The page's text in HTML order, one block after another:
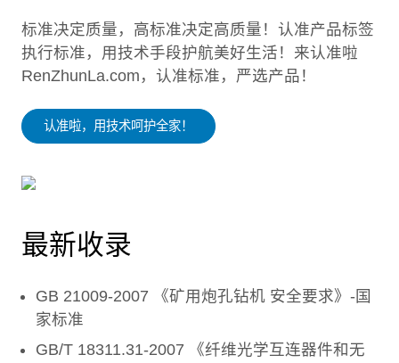
标准决定质量，高标准决定高质量！认准产品标签
执行标准，用技术手段护航美好生活！来认准啦
RenZhunLa.com，认准标准，严选产品！
认准啦，用技术呵护全家！
最新收录
GB 21009-2007 《矿用炮孔钻机 安全要求》-国
家标准
GB/T 18311.31-2007 《纤维光学互连器件和无